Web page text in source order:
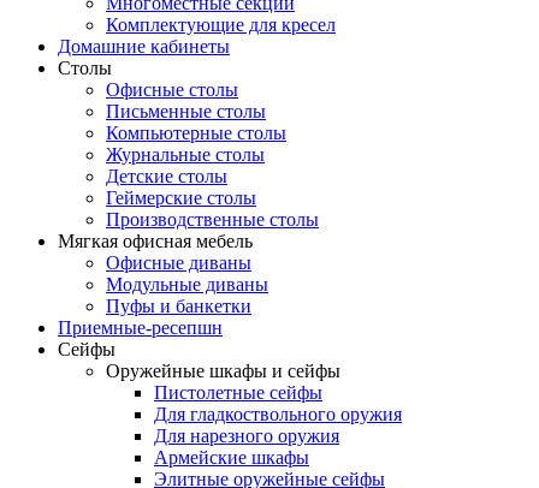
Комплектующие для кресел
Домашние кабинеты
Столы
Офисные столы
Письменные столы
Компьютерные столы
Журнальные столы
Детские столы
Геймерские столы
Производственные столы
Мягкая офисная мебель
Офисные диваны
Модульные диваны
Пуфы и банкетки
Приемные-ресепшн
Сейфы
Оружейные шкафы и сейфы
Пистолетные сейфы
Для гладкоствольного оружия
Для нарезного оружия
Армейские шкафы
Элитные оружейные сейфы